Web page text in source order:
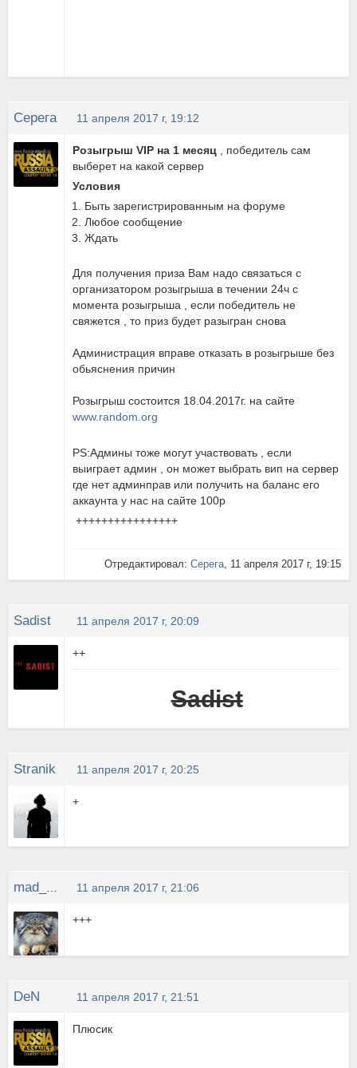
Серега 11 апреля 2017 г, 19:12
Розыгрыш VIP на 1 месяц
, победитель сам
выберет на какой сервер
Условия
Быть зарегистрированным на форуме
Любое сообщение
Ждать
Для получения приза Вам надо связаться с
организатором розыгрыша в течении 24ч с
момента розыгрыша , если победитель не
свяжется , то приз будет разыгран снова
Администрация вправе отказать в розыгрыше без
обьяснения причин
Розыгрыш состоится 18.04.2017г. на сайте
www.random.org
PS:Админы тоже могут участвовать , если
выиграет админ , он может выбрать вип на сервер
где нет админправ или получить на баланс его
аккаунта у нас на сайте 100р
++++++++++++++++
Отредактировал: Серега, 11 апреля 2017 г, 19:15
Sadist 11 апреля 2017 г, 20:09
++
Sadist
Stranik 11 апреля 2017 г, 20:25
+
11 апреля 2017 г, 21:06
+++
DeN 11 апреля 2017 г, 21:51
Плюсик